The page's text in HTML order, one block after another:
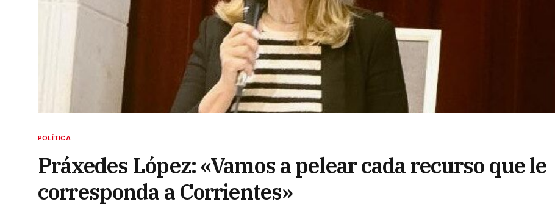
POLÍTICA
Práxedes López: «Vamos a pelear cada recurso que le
corresponda a Corrientes»